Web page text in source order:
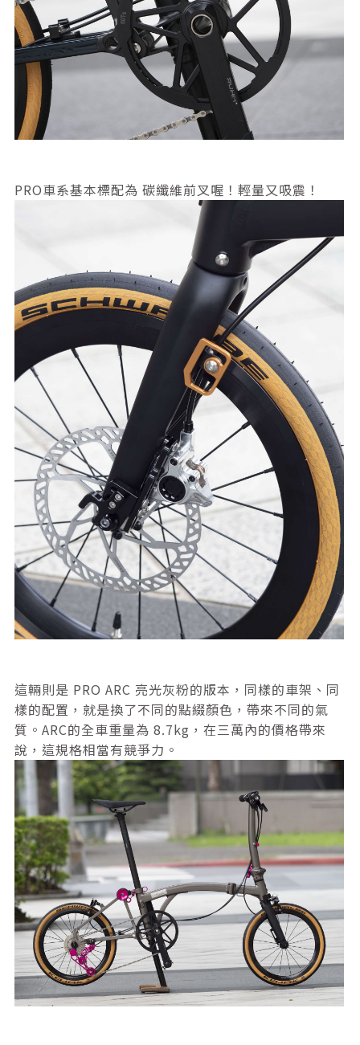
PRO車系基本標配為 碳纖維前叉喔！輕量又吸震！
這輛則是 PRO ARC 亮光灰粉的版本，同樣的車架、同
樣的配置，就是換了不同的點綴顏色，帶來不同的氣
質。ARC的全車重量為 8.7kg，在三萬內的價格帶來
說，這規格相當有競爭力。